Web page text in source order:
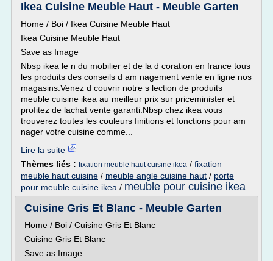
Ikea Cuisine Meuble Haut - Meuble Garten
Home / Boi / Ikea Cuisine Meuble Haut
Ikea Cuisine Meuble Haut
Save as Image
Nbsp ikea le n du mobilier et de la d coration en france tous
les produits des conseils d am nagement vente en ligne nos
magasins.Venez d couvrir notre s lection de produits
meuble cuisine ikea au meilleur prix sur priceminister et
profitez de lachat vente garanti.Nbsp chez ikea vous
trouverez toutes les couleurs finitions et fonctions pour am
nager votre cuisine comme...
Lire la suite
Thèmes liés : fixation meuble haut cuisine ikea / fixation
meuble haut cuisine / meuble angle cuisine haut / porte
pour meuble cuisine ikea / meuble pour cuisine ikea
Cuisine Gris Et Blanc - Meuble Garten
Home / Boi / Cuisine Gris Et Blanc
Cuisine Gris Et Blanc
Save as Image